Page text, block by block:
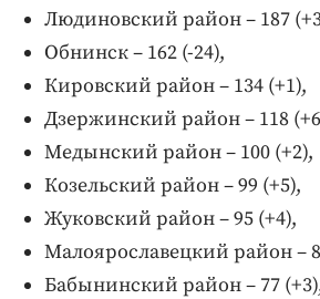
Людиновский район – 187
Обнинск – 162 (-24),
Кировский район – 134 (+1),
Дзержинский район – 118
Медынский район – 100 (+2),
Козельский район – 99 (+5),
Жуковский район – 95 (+4),
Малоярославецкий район –
Бабынинский район – 77